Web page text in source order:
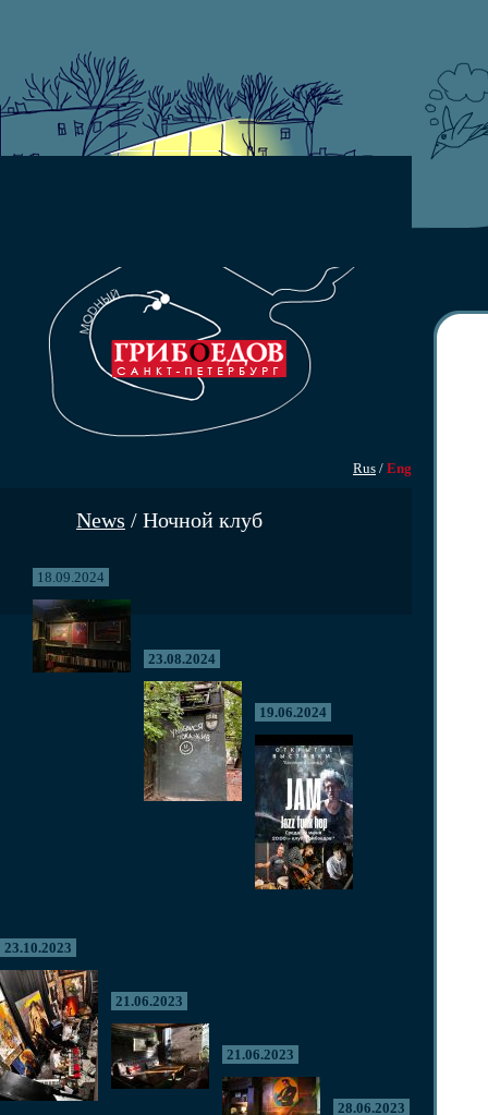
Rus / Eng
News / Ночной клуб
18.09.2024
23.08.2024
19.06.2024
23.10.2023
21.06.2023
21.06.2023
28.06.2023